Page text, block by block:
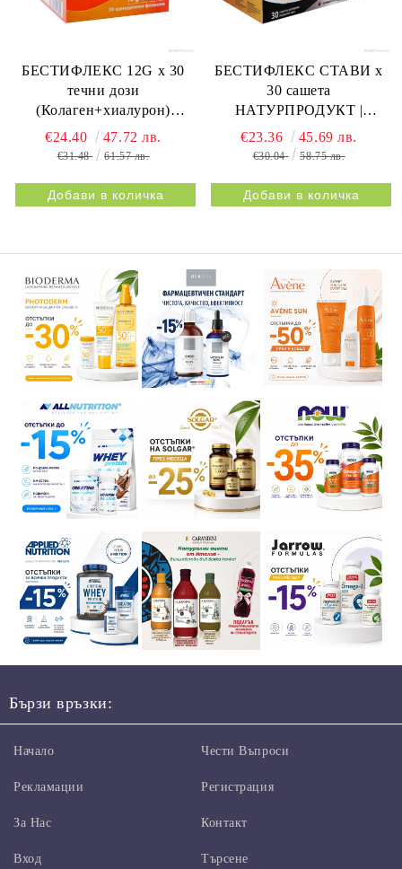
БЕСТИФЛЕКС 12G х 30
течни дози
(Колаген+хиалурон)
НАТУРПРОДУКТ |
BESTIFLEX 12G 30s
€24.40 47.72 лв.
€31.48 61.57 лв.
БЕСТИФЛЕКС СТАВИ х
30 сашета
НАТУРПРОДУКТ |
BESTIFLEX JOINTS 30s
NATURPRODUKT
€23.36 45.69 лв.
€30.04 58.75 лв.
Бързи връзки:
Начало
Рекламации
За Нас
Вход
Чести Въпроси
Регистрация
Контакт
Търсене